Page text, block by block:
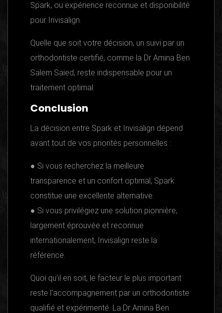
Spark, ou expérience reconnue et disponibilité
pour Invisalign.
Quelle que soit votre décision, un suivi par un
orthodontiste certifié, comme la Dr Amina Ben
Salem Saied, reste indispensable pour un
traitement optimal.
Conclusion
La décision entre Spark et Invisalign dépend
avant tout de vos priorités personnelles :
● Si vous recherchez la meilleure
transparence et un confort optimal, Spark
constitue une excellente alternative.
● Si vous privilégiez une solution pionnière,
largement éprouvée et reconnue
internationalement, Invisalign reste la
référence.
Quoi qu’il en soit, le facteur le plus important
reste l’accompagnement par un orthodontiste
qualifié et expérimenté. La Dr Amina Ben